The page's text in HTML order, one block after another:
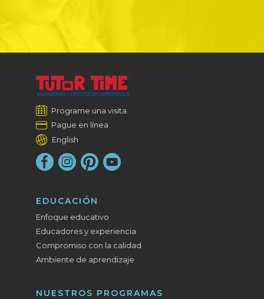
Programe una visita
Pague en línea
English
EDUCACIÓN
Enfoque educativo
Educadores y experiencia
Compromiso con la calidad
Ambiente de aprendizaje
NUESTROS PROGRAMAS